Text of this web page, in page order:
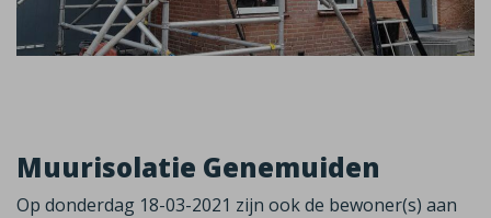
Muurisolatie Genemuiden
Op donderdag 18-03-2021 zijn ook de bewoner(s) aan